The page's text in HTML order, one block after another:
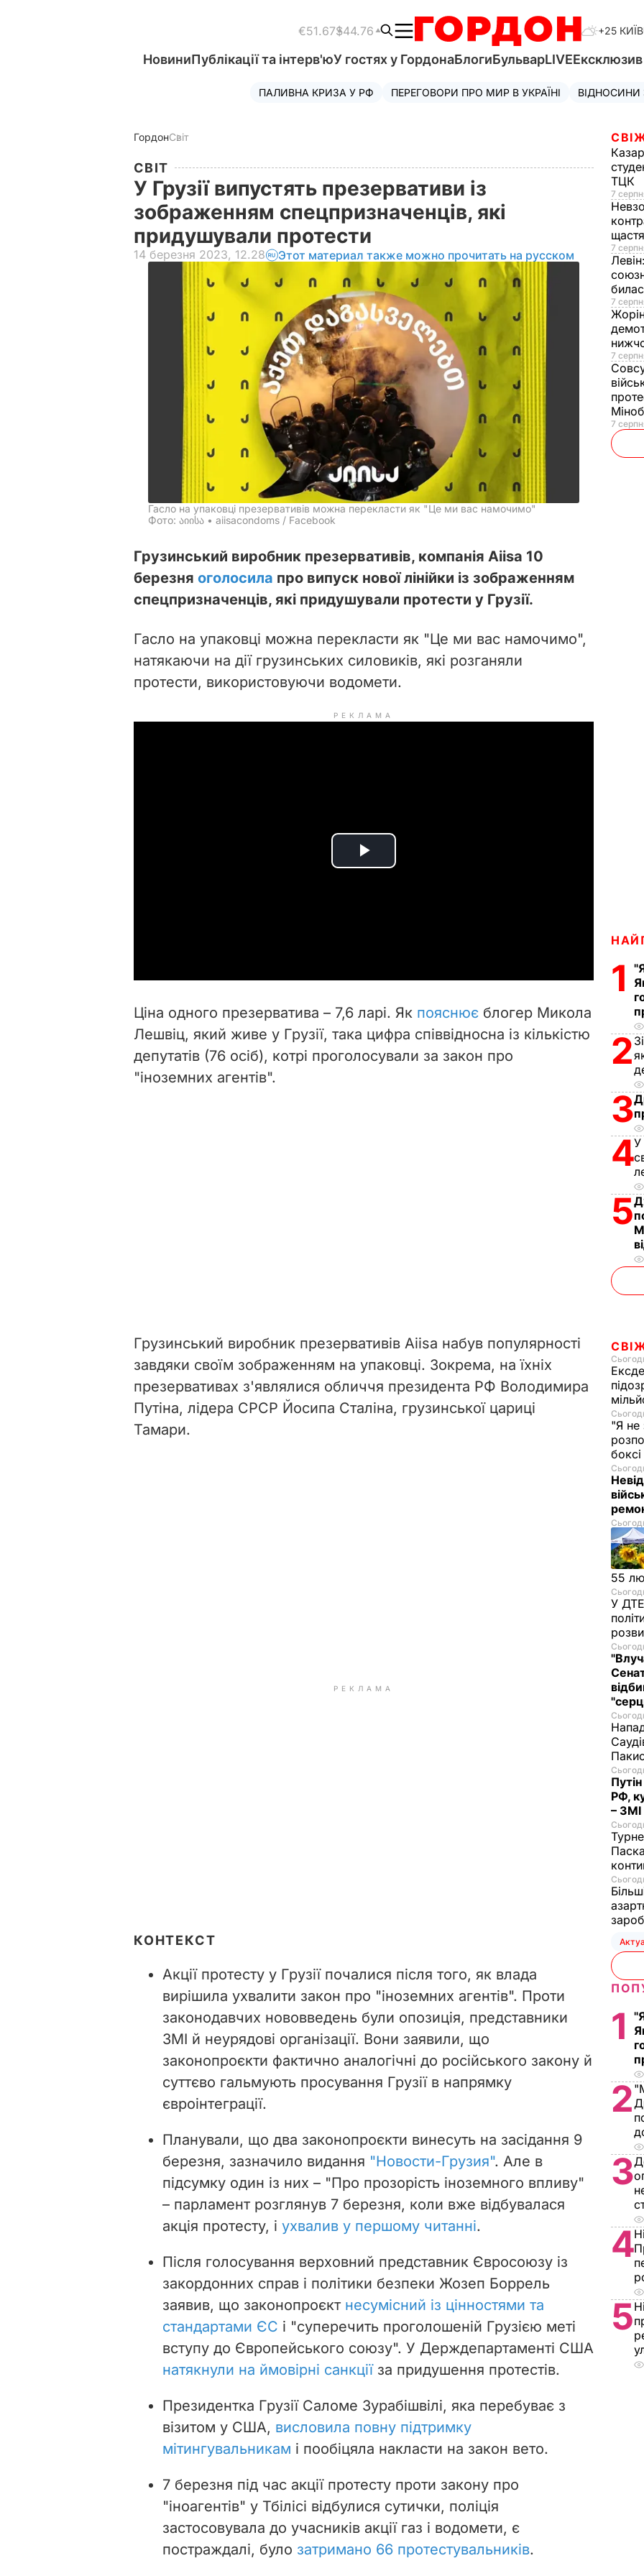
€51.67$44.76 +25 КИЇВ
НовиниПублікації та інтерв'юУ гостях у ГордонаБлогиБульварLIVEЕксклюзив
ПАЛИВНА КРИЗА У РФ ПЕРЕГОВОРИ ПРО МИР В УКРАЇНІ
ГордонСвіт
СВІТ
У Грузії випустять презервативи із
зображенням спецпризначенців, які
придушували протести
14 березня 2023, 12.28 Этот материал также можно прочитать на русском
Гасло на упаковці презервативів можна перекласти як "Це ми вас намочимо"
Фото: აიისა • aiisacondoms / Facebook
Грузинський виробник презервативів, компанія Aiisa 10
березня оголосила про випуск нової лінійки із зображенням
спецпризначенців, які придушували протести у Грузії.
Гасло на упаковці можна перекласти як "Це ми вас намочимо",
натякаючи на дії грузинських силовиків, які розганяли
протести, використовуючи водомети.
РЕКЛАМА
P
i
d
Ціна одного презерватива – 7,6 ларі. Як пояснює блогер Микола
Лешвіц, який живе у Грузії, така цифра співвідносна із кількістю
депутатів (76 осіб), котрі проголосували за закон про
"іноземних агентів".
Грузинський виробник презервативів Aiisa набув популярності
завдяки своїм зображенням на упаковці. Зокрема, на їхніх
презервативах з'являлися обличчя президента РФ Володимира
Путіна, лідера СРСР Йосипа Сталіна, грузинської цариці
Тамари.
РЕКЛАМА
КОНТЕКСТ
Акції протесту у Грузії почалися після того, як влада
вирішила ухвалити закон про "іноземних агентів". Проти
законодавчих нововведень були опозиція, представники
ЗМІ й неурядові організації. Вони заявили, що
законопроєкти фактично аналогічні до російського закону й
суттєво гальмують просування Грузії в напрямку
євроінтеграції.
Планували, що два законопроєкти винесуть на засідання 9
березня, зазначило видання "Новости-Грузия". Але в
підсумку один із них – "Про прозорість іноземного впливу"
– парламент розглянув 7 березня, коли вже відбувалася
акція протесту, і ухвалив у першому читанні.
Після голосування верховний представник Євросоюзу із
закордонних справ і політики безпеки Жозеп Боррель
заявив, що законопроєкт несумісний із цінностями та
стандартами ЄС і "суперечить проголошеній Грузією меті
вступу до Європейського союзу". У Держдепартаменті США
натякнули на ймовірні санкціїза придушення протестів.
Президентка Грузії Саломе Зурабішвілі, яка перебуває з
візитом у США, висловила повну підтримку
мітингувальникам і пообіцяла накласти на закон вето.
7 березня під час акції протесту проти закону про
"іноагентів" у Тбілісі відбулися сутички, поліція
застосовувала до учасників акції газ і водомети, є
постраждалі, було затримано 66 протестувальників.
ТЦК
7
щастя
7
Левін:
7
7
7
1
2
3
4У
5
"Я не
боксі
55
У
РФ,
– ЗМІ
1
2
3
4
5